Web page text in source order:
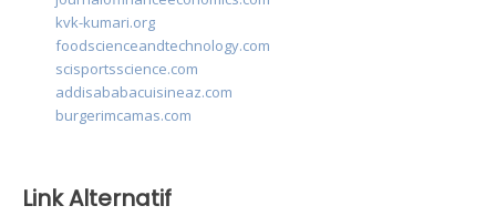
kvk-kumari.org
foodscienceandtechnology.com
scisportsscience.com
addisababacuisineaz.com
burgerimcamas.com
Link Alternatif